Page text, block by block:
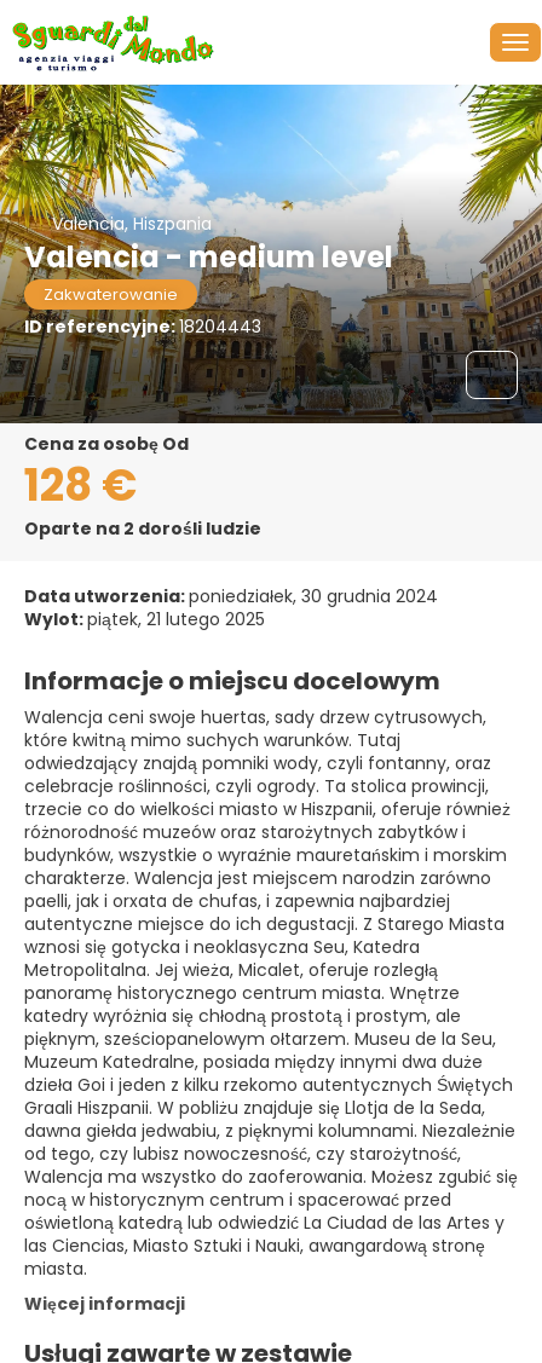
Valencia, Hiszpania
Valencia - medium level
Zakwaterowanie
ID referencyjne:18204443
Cena za osobę Od
128 €
Oparte na 2 dorośli ludzie
Data utworzenia:poniedziałek, 30 grudnia 2024
Wylot:piątek, 21 lutego 2025
Informacje o miejscu docelowym
Walencja ceni swoje huertas, sady drzew cytrusowych,
które kwitną mimo suchych warunków. Tutaj
odwiedzający znajdą pomniki wody, czyli fontanny, oraz
celebracje roślinności, czyli ogrody. Ta stolica prowincji,
trzecie co do wielkości miasto w Hiszpanii, oferuje również
różnorodność muzeów oraz starożytnych zabytków i
budynków, wszystkie o wyraźnie mauretańskim i morskim
charakterze. Walencja jest miejscem narodzin zarówno
paelli, jak i orxata de chufas, i zapewnia najbardziej
autentyczne miejsce do ich degustacji. Z Starego Miasta
wznosi się gotycka i neoklasyczna Seu, Katedra
Metropolitalna. Jej wieża, Micalet, oferuje rozległą
panoramę historycznego centrum miasta. Wnętrze
katedry wyróżnia się chłodną prostotą i prostym, ale
pięknym, sześciopanelowym ołtarzem. Museu de la Seu,
Muzeum Katedralne, posiada między innymi dwa duże
dzieła Goi i jeden z kilku rzekomo autentycznych Świętych
Graali Hiszpanii. W pobliżu znajduje się Llotja de la Seda,
dawna giełda jedwabiu, z pięknymi kolumnami. Niezależnie
od tego, czy lubisz nowoczesność, czy starożytność,
Walencja ma wszystko do zaoferowania. Możesz zgubić się
nocą w historycznym centrum i spacerować przed
oświetloną katedrą lub odwiedzić La Ciudad de las Artes y
las Ciencias, Miasto Sztuki i Nauki, awangardową stronę
miasta.
Więcej informacji
Usługi zawarte w zestawie